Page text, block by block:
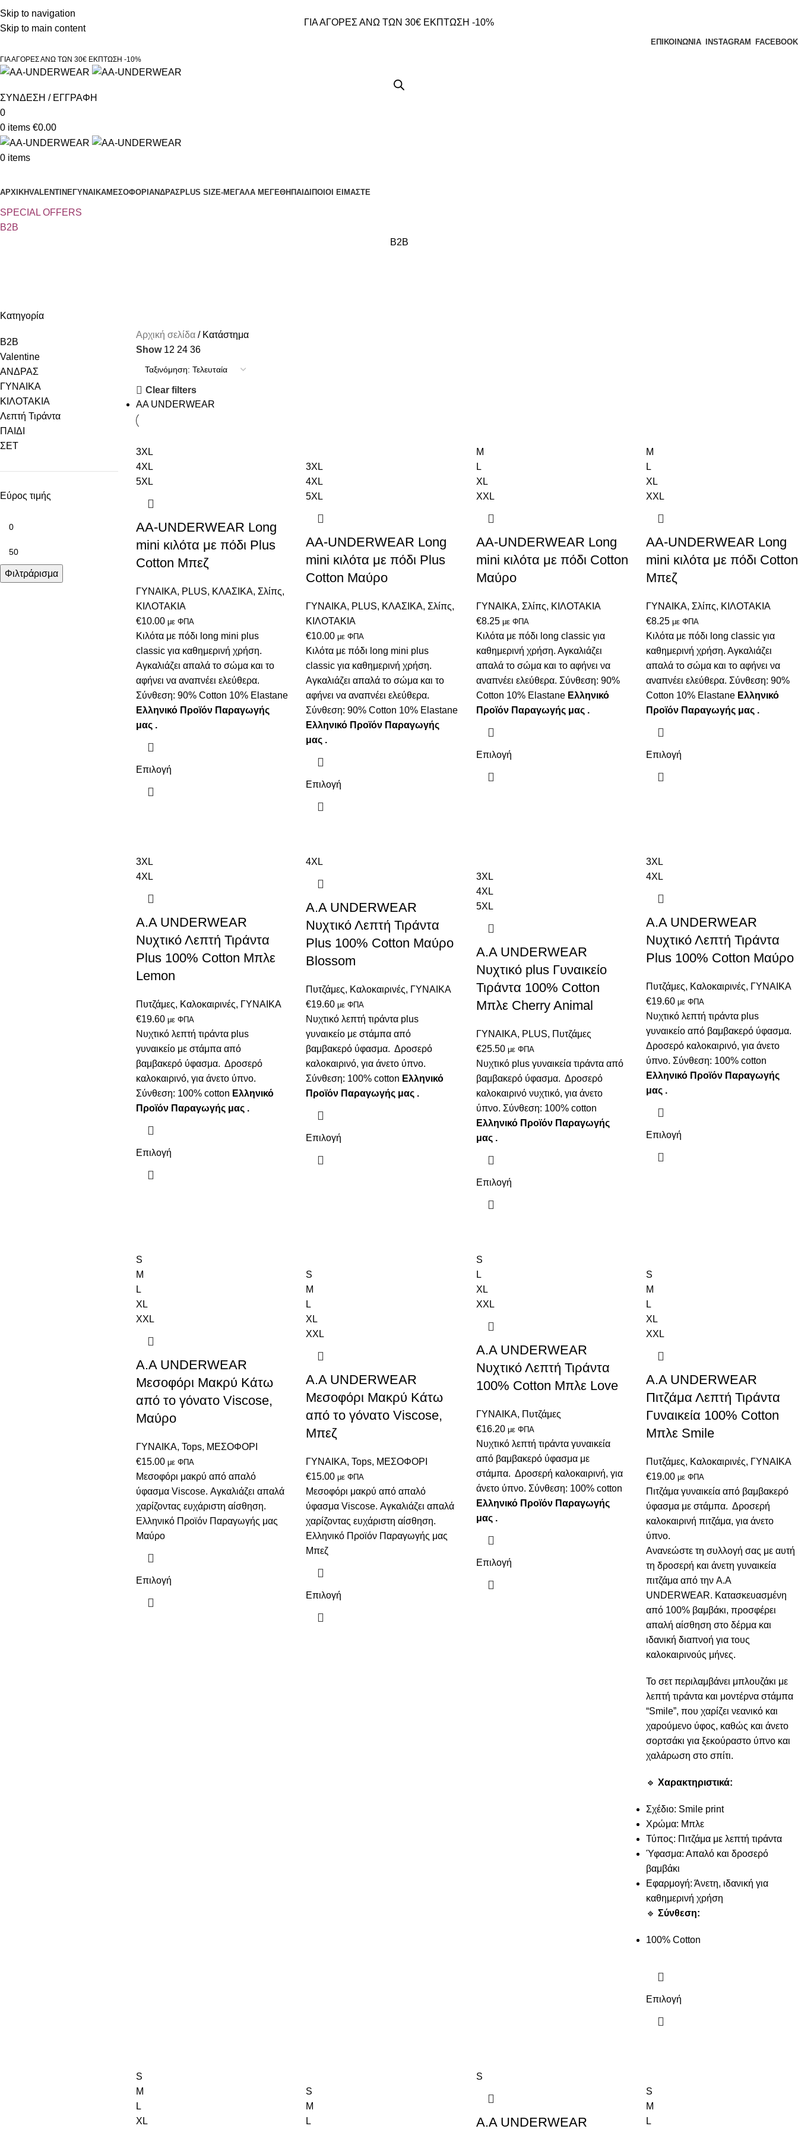
Skip to navigation
Skip to main content
Τηλεφωνικές παραγγελίες 23210 97300
ΓΙΑ ΑΓΟΡΕΣ ΑΝΩ ΤΩΝ 30€ ΕΚΠΤΩΣΗ -10%
ΕΠΙΚΟΙΝΩΝΙΑ INSTAGRAM FACEBOOK
ΓΙΑ ΑΓΟΡΕΣ ΑΝΩ ΤΩΝ 30€ ΕΚΠΤΩΣΗ -10%
ΣΥΝΔΕΣΗ / ΕΓΓΡΑΦΗ
0
0 items €0.00
0 items
ΑΡΧΙΚΗVALENTINEΓΥΝΑΙΚΑΜΕΣΟΦΟΡΙ ΑΝΔΡΑΣPLUS SIZE-ΜΕΓΑΛΑ ΜΕΓΕΘΗ ΠΑΙΔΙ ΠΟΙΟΙ ΕΙΜΑΣΤΕ
SPECIAL OFFERS
B2B
B2B
Κατηγορία
B2B
Valentine
ΑΝΔΡΑΣ
ΓΥΝΑΙΚΑ
ΚΙΛΟΤΑΚΙΑ
Λεπτή Τιράντα
ΠΑΙΔΙ
ΣΕΤ
Εύρος τιμής
Φιλτράρισμα
Αρχική σελίδα
Κατάστημα
Show 12 24 36
Clear filters
AA UNDERWEAR
3XL
4XL
5XL
AA-UNDERWEAR Long
mini κιλότα με πόδι Plus
Cotton Μπεζ
ΓΥΝΑΙΚΑ, PLUS, ΚΛΑΣΙΚΑ, Σλίπς,
ΚΙΛΟΤΑΚΙΑ
€10.00 με ΦΠΑ
Κιλότα με πόδι long mini plus
classic για καθημερινή χρήση.
Αγκαλιάζει απαλά το σώμα και το
αφήνει να αναπνέει ελεύθερα.
Σύνθεση: 90% Cotton 10% Εlastane
Ελληνικό Προϊόν Παραγωγής
μας .
Επιλογή
3XL
4XL
5XL
AA-UNDERWEAR Long
mini κιλότα με πόδι Plus
Cotton Μαύρο
ΓΥΝΑΙΚΑ, PLUS, ΚΛΑΣΙΚΑ, Σλίπς,
ΚΙΛΟΤΑΚΙΑ
€10.00 με ΦΠΑ
Κιλότα με πόδι long mini plus
classic για καθημερινή χρήση.
Αγκαλιάζει απαλά το σώμα και το
αφήνει να αναπνέει ελεύθερα.
Σύνθεση: 90% Cotton 10% Εlastane
Ελληνικό Προϊόν Παραγωγής
μας .
Επιλογή
M
L
XL
XXL
AA-UNDERWEAR Long
mini κιλότα με πόδι Cotton
Μαύρο
ΓΥΝΑΙΚΑ, Σλίπς, ΚΙΛΟΤΑΚΙΑ
€8.25 με ΦΠΑ
Κιλότα με πόδι long classic για
καθημερινή χρήση. Αγκαλιάζει
απαλά το σώμα και το αφήνει να
αναπνέει ελεύθερα. Σύνθεση: 90%
Cotton 10% Εlastane Ελληνικό
Προϊόν Παραγωγής μας .
Επιλογή
M
L
XL
XXL
AA-UNDERWEAR Long
mini κιλότα με πόδι Cotton
Μπεζ
ΓΥΝΑΙΚΑ, Σλίπς, ΚΙΛΟΤΑΚΙΑ
€8.25 με ΦΠΑ
Κιλότα με πόδι long classic για
καθημερινή χρήση. Αγκαλιάζει
απαλά το σώμα και το αφήνει να
αναπνέει ελεύθερα. Σύνθεση: 90%
Cotton 10% Εlastane Ελληνικό
Προϊόν Παραγωγής μας .
Επιλογή
3XL
4XL
A.A UNDERWEAR
Νυχτικό Λεπτή Τιράντα
Plus 100% Cotton Μπλε
Lemon
Πυτζάμες, Καλοκαιρινές, ΓΥΝΑΙΚΑ
€19.60 με ΦΠΑ
Νυχτικό λεπτή τιράντα plus
γυναικείo με στάμπα από
βαμβακερό ύφασμα. Δροσερό
καλοκαιρινό, για άνετο ύπνο.
Σύνθεση: 100% cotton Ελληνικό
Προϊόν Παραγωγής μας .
Επιλογή
4XL
A.A UNDERWEAR
Νυχτικό Λεπτή Τιράντα
Plus 100% Cotton Μαύρο
Blossom
Πυτζάμες, Καλοκαιρινές, ΓΥΝΑΙΚΑ
€19.60 με ΦΠΑ
Νυχτικό λεπτή τιράντα plus
γυναικείo με στάμπα από
βαμβακερό ύφασμα. Δροσερό
καλοκαιρινό, για άνετο ύπνο.
Σύνθεση: 100% cotton Ελληνικό
Προϊόν Παραγωγής μας .
Επιλογή
3XL
4XL
5XL
A.A UNDERWEAR
Νυχτικό plus Γυναικείο
Τιράντα 100% Cotton
Μπλε Cherry Animal
ΓΥΝΑΙΚΑ, PLUS, Πυτζάμες
€25.50 με ΦΠΑ
Νυχτικό plus γυναικεία τιράντα από
βαμβακερό ύφασμα. Δροσερό
καλοκαιρινό νυχτικό, για άνετο
ύπνο. Σύνθεση: 100% cotton
Ελληνικό Προϊόν Παραγωγής
μας .
Επιλογή
3XL
4XL
A.A UNDERWEAR
Νυχτικό Λεπτή Τιράντα
Plus 100% Cotton Μαύρο
Πυτζάμες, Καλοκαιρινές, ΓΥΝΑΙΚΑ
€19.60 με ΦΠΑ
Νυχτικό λεπτή τιράντα plus
γυναικείo από βαμβακερό ύφασμα.
Δροσερό καλοκαιρινό, για άνετο
ύπνο. Σύνθεση: 100% cotton
Ελληνικό Προϊόν Παραγωγής
μας .
Επιλογή
S
M
L
XL
XXL
Α.A UNDERWEAR
Μεσοφόρι Μακρύ Κάτω
από το γόνατο Viscose,
Μαύρο
ΓΥΝΑΙΚΑ, Tops, ΜΕΣΟΦΟΡΙ
€15.00 με ΦΠΑ
Μεσοφόρι μακρύ από απαλό
ύφασμα Viscose. Αγκαλιάζει απαλά
χαρίζοντας ευχάριστη αίσθηση.
Ελληνικό Προϊόν Παραγωγής μας
Μαύρο
Επιλογή
S
M
L
XL
XXL
Α.A UNDERWEAR
Μεσοφόρι Μακρύ Κάτω
από το γόνατο Viscose,
Μπεζ
ΓΥΝΑΙΚΑ, Tops, ΜΕΣΟΦΟΡΙ
€15.00 με ΦΠΑ
Μεσοφόρι μακρύ από απαλό
ύφασμα Viscose. Αγκαλιάζει απαλά
χαρίζοντας ευχάριστη αίσθηση.
Ελληνικό Προϊόν Παραγωγής μας
Μπεζ
Επιλογή
S
L
XL
XXL
A.A UNDERWEAR
Νυχτικό Λεπτή Τιράντα
100% Cotton Μπλε Love
ΓΥΝΑΙΚΑ, Πυτζάμες
€16.20 με ΦΠΑ
Νυχτικό λεπτή τιράντα γυναικεία
από βαμβακερό ύφασμα με
στάμπα. Δροσερή καλοκαιρινή, για
άνετο ύπνο. Σύνθεση: 100% cotton
Ελληνικό Προϊόν Παραγωγής
μας .
Επιλογή
S
M
L
XL
XXL
A.A UNDERWEAR
Πιτζάμα Λεπτή Τιράντα
Γυναικεία 100% Cotton
Μπλε Smile
Πυτζάμες, Καλοκαιρινές, ΓΥΝΑΙΚΑ
€19.00 με ΦΠΑ
Πιτζάμα γυναικεία από βαμβακερό
ύφασμα με στάμπα. Δροσερή
καλοκαιρινή πιτζάμα, για άνετο
ύπνο.
Ανανεώστε τη συλλογή σας με αυτή
τη δροσερή και άνετη γυναικεία
πιτζάμα από την A.A
UNDERWEAR. Κατασκευασμένη
από 100% βαμβάκι, προσφέρει
απαλή αίσθηση στο δέρμα και
ιδανική διαπνοή για τους
καλοκαιρινούς μήνες.
Το σετ περιλαμβάνει μπλουζάκι με
λεπτή τιράντα και μοντέρνα στάμπα
“Smile”, που χαρίζει νεανικό και
χαρούμενο ύφος, καθώς και άνετο
σορτσάκι για ξεκούραστο ύπνο και
χαλάρωση στο σπίτι.
🔹 Χαρακτηριστικά:
Σχέδιο: Smile print
Χρώμα: Μπλε
Τύπος: Πιτζάμα με λεπτή τιράντα
Ύφασμα: Απαλό και δροσερό
βαμβάκι
Εφαρμογή: Άνετη, ιδανική για
καθημερινή χρήση
🔹 Σύνθεση:
100% Cotton
Επιλογή
S
M
L
XL
S
M
L
S
A.A UNDERWEAR
S
M
L